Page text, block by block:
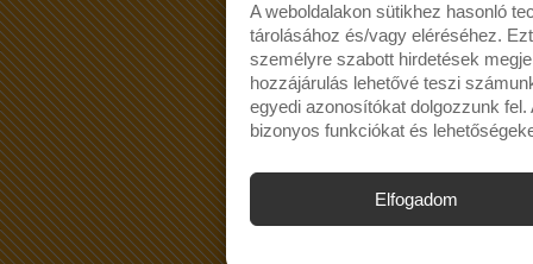
A weboldalakon sütikhez hasonló
tárolásához és/vagy eléréséhez.
személyre szabott hirdetések
hozzájárulás lehetővé teszi
egyedi azonosítókat dolgozzunk
bizonyos funkciókat és
Elfogadom